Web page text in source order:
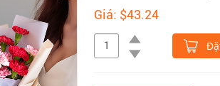
Giá: $43.24